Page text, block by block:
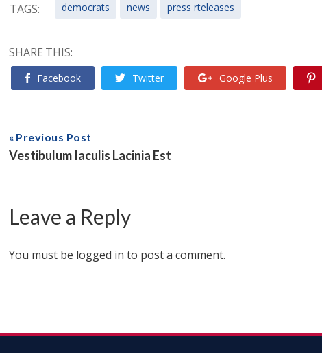
TAGS: democrats news press rteleases
SHARE THIS:
Facebook Twitter Google Plus
Previous Post
Vestibulum Iaculis Lacinia Est
Leave a Reply
You must be logged in to post a comment.